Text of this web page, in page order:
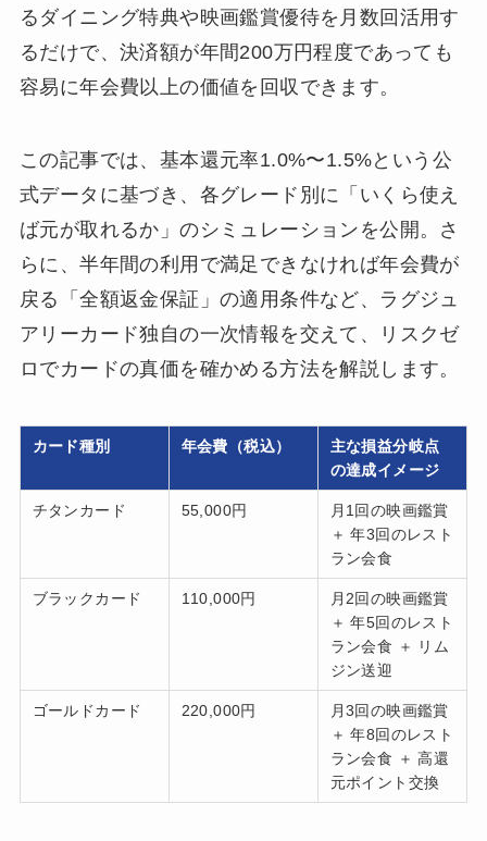
るダイニング特典や映画鑑賞優待を月数回活用す
るだけで、決済額が年間200万円程度であっても
容易に年会費以上の価値を回収できます。
この記事では、基本還元率1.0%〜1.5%という公
式データに基づき、各グレード別に「いくら使え
ば元が取れるか」のシミュレーションを公開。さ
らに、半年間の利用で満足できなければ年会費が
戻る「全額返金保証」の適用条件など、ラグジュ
アリーカード独自の一次情報を交えて、リスクゼ
ロでカードの真価を確かめる方法を解説します。
カード種別 年会費（税込）
主な損益分岐点
の達成イメージ
チタンカード 55,000円
月1回の映画鑑賞
＋ 年3回のレスト
ラン会食
ブラックカード 110,000円
月2回の映画鑑賞
＋ 年5回のレスト
ラン会食 ＋ リム
ジン送迎
ゴールドカード 220,000円
月3回の映画鑑賞
＋ 年8回のレスト
ラン会食 ＋ 高還
元ポイント交換